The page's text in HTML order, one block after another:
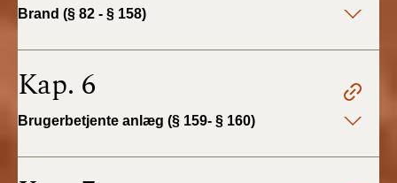
BR18 (1/7-31/12
BR18 (10/3-30/6
2020)
Brand (§ 82 - § 158)
Kap. 6
Brugerbetjente anlæg (§ 159- § 160)